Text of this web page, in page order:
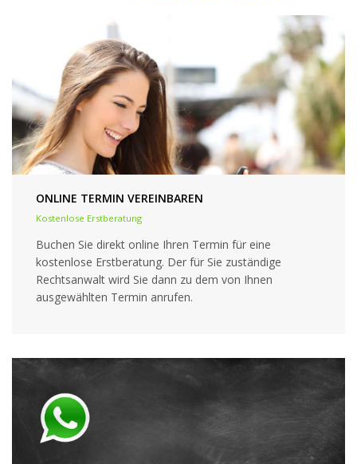
ONLINE TERMIN VEREINBAREN
Kostenlose Erstberatung
Buchen Sie direkt online Ihren Termin für eine
kostenlose Erstberatung. Der für Sie zuständige
Rechtsanwalt wird Sie dann zu dem von Ihnen
ausgewählten Termin anrufen.